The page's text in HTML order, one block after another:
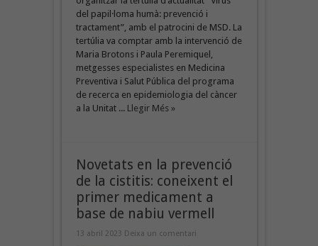
del papil·loma humà: prevenció i
tractament”, amb el patrocini de MSD. La
tertúlia va comptar amb la intervenció de
Maria Brotons i Paula Peremiquel,
metgesses especialistes en Medicina
Preventiva i Salut Pública del programa
de recerca en epidemiologia del càncer
a la Unitat ... Llegir Més »
Novetats en la prevenció
de la cistitis: coneixent el
primer medicament a
base de nabiu vermell
13 abril 2023 Deixa un comentari